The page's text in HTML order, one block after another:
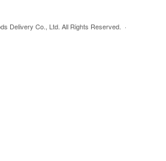
Delivery Co., Ltd. All Rights Reserved. ·